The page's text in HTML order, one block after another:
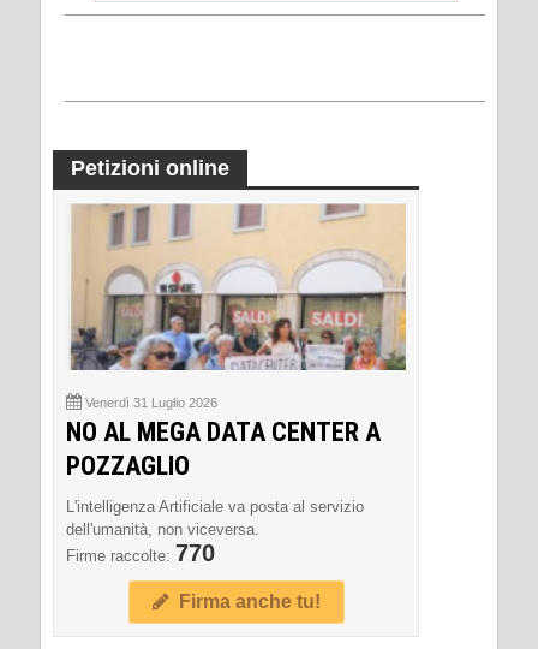
Petizioni online
Venerdì 31 Luglio 2026
NO AL MEGA DATA CENTER A
POZZAGLIO
L'intelligenza Artificiale va posta al servizio
dell'umanità, non viceversa.
Firme raccolte: 770
Firma anche tu!